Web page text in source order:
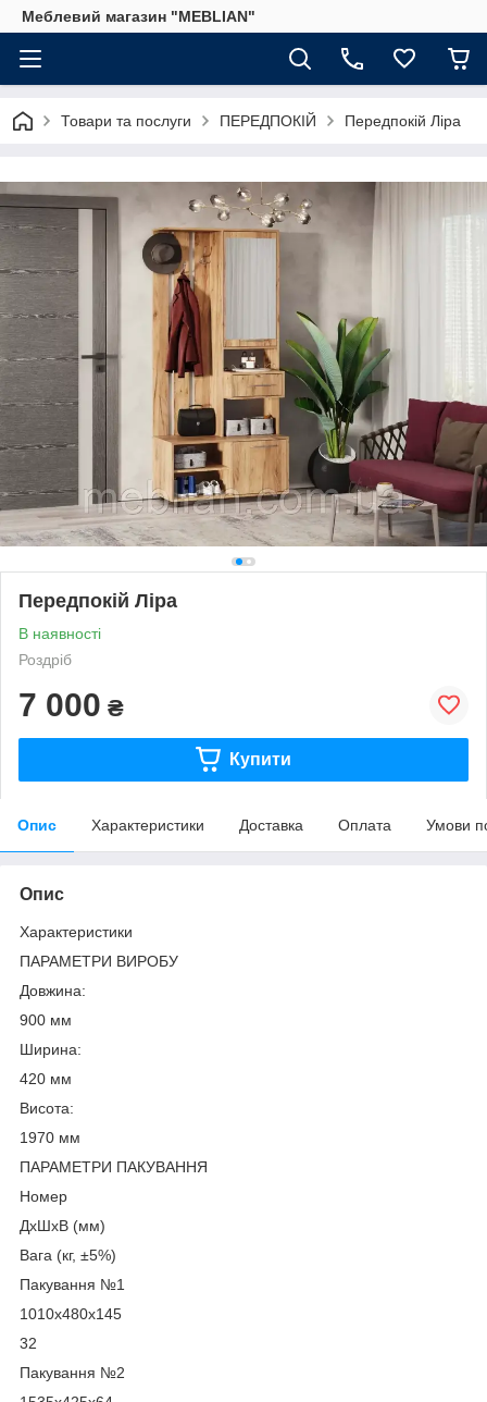
Меблевий магазин "MEBLIAN"
Товари та послуги ПЕРЕДПОКІЙ Передпокій Ліра
Передпокій Ліра
В наявності
Роздріб
7 000 ₴
Купити
Опис Характеристики Доставка Оплата Умови
Опис
Характеристики
ПАРАМЕТРИ ВИРОБУ
Довжина:
900 мм
Ширина:
420 мм
Висота:
1970 мм
ПАРАМЕТРИ ПАКУВАННЯ
Номер
ДхШхВ (мм)
Вага (кг, ±5%)
Пакування №1
1010х480х145
32
Пакування №2